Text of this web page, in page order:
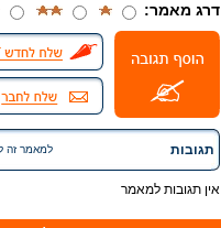
דרג מאמר:
תגובות למאמר זה
אין תגובות למאמר